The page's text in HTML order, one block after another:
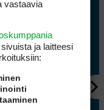
vastaavia
ja laitteesi